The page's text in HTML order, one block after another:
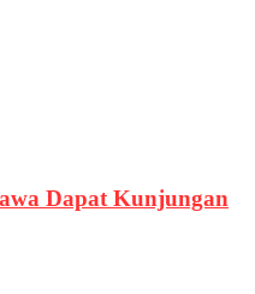
Dapat Kunjungan